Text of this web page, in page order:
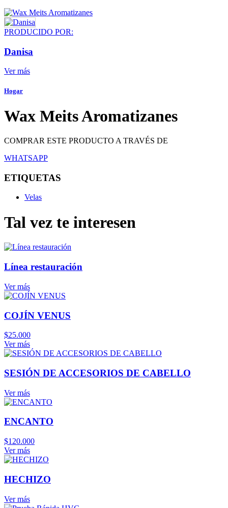
PRODUCIDO POR:
Danisa
Ver más
Hogar
Wax Meits Aromatizanes
COMPRAR ESTE PRODUCTO A TRAVÉS DE
WHATSAPP
ETIQUETAS
Velas
Tal vez te interesen
Línea restauración
Ver más
COJÍN VENUS
$25.000
Ver más
SESIÓN DE ACCESORIOS DE CABELLO
Ver más
ENCANTO
$120.000
Ver más
HECHIZO
Ver más